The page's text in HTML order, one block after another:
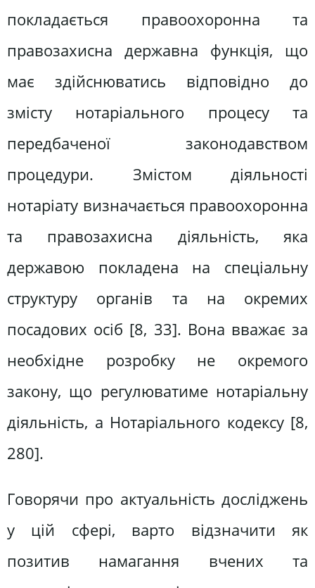
покладається правоохоронна та
правозахисна державна функція, що
має здійснюватись відповідно до
змісту нотаріального процесу та
передбаченої законодавством
процедури. Змістом діяльності
нотаріату визначається правоохоронна
та правозахисна діяльність, яка
державою покладена на спеціальну
структуру органів та на окремих
посадових осіб [8, 33]. Вона вважає за
необхідне розробку не окремого
закону, що регулюватиме нотаріальну
діяльність, а Нотаріального кодексу [8,
280].
Говорячи про актуальність досліджень
у цій сфері, варто відзначити як
позитив намагання вчених та